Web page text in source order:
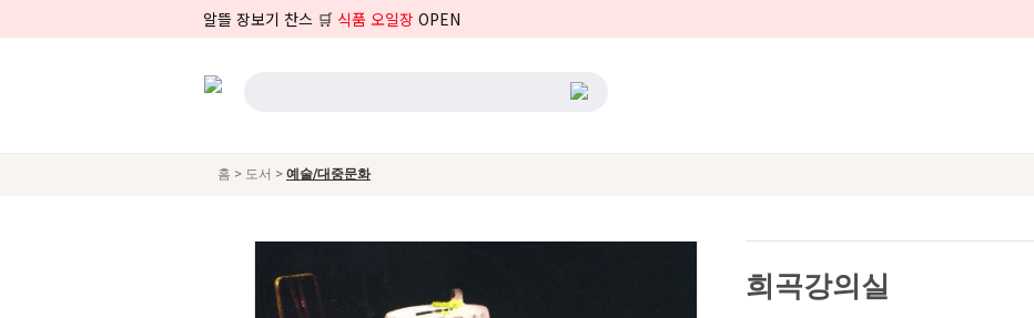
알뜰 장보기 찬스 🛒 식품 오일장 OPEN
홈 > 도서 > 예술/대중문화
희곡강의실